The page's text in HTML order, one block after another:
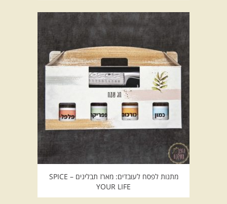
מתנות לפסח לעובדים: מארז תבלינים – SPICE
YOUR LIFE